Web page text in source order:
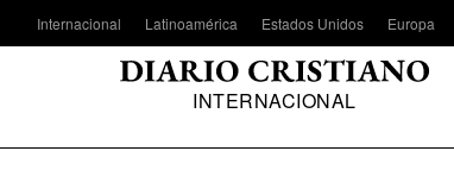
Internacional Latinoamérica Estados Unidos Europa
INTERNACIONAL